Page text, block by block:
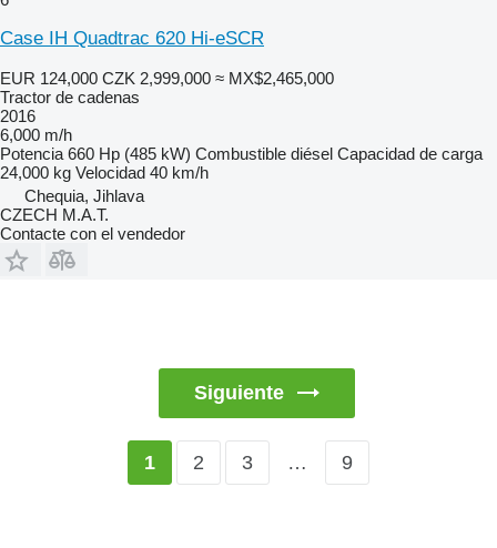
Case IH Quadtrac 620 Hi-eSCR
EUR 124,000 CZK 2,999,000 ≈ MX$2,465,000
Tractor de cadenas
2016
6,000 m/h
Potencia 660 Hp (485 kW) Combustible diésel Capacidad de carga
24,000 kg Velocidad 40 km/h
Chequia, Jihlava
CZECH M.A.T.
Contacte con el vendedor
Siguiente
1 2 3 … 9